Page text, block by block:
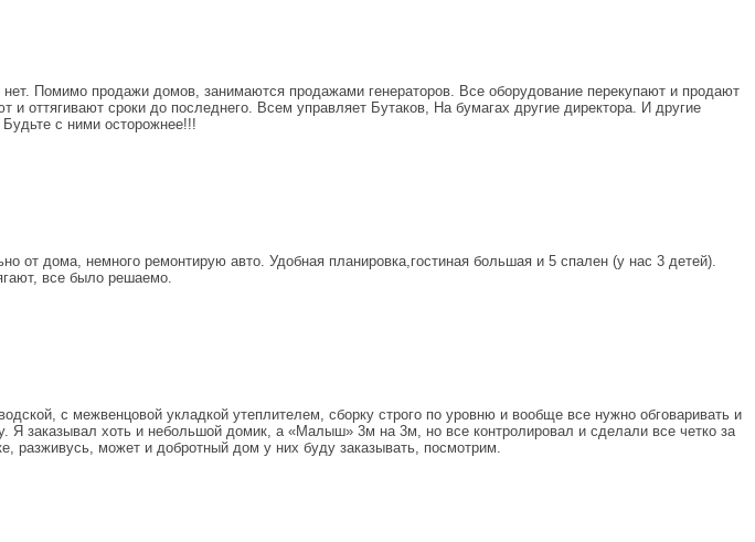
Помимо продажи домов, занимаются продажами генераторов. Все оборудование перекупают и продают
оттягивают сроки до последнего. Всем управляет Бутаков, На бумагах другие директора. И другие
с ними осторожнее!!!
от дома, немного ремонтирую авто. Удобная планировка,гостиная большая и 5 спален (у нас 3 детей).
все было решаемо.
с межвенцовой укладкой утеплителем, сборку строго по уровню и вообще все нужно обговаривать и
Я заказывал хоть и небольшой домик, а «Малыш» 3м на 3м, но все контролировал и сделали все четко за
может и добротный дом у них буду заказывать, посмотрим.